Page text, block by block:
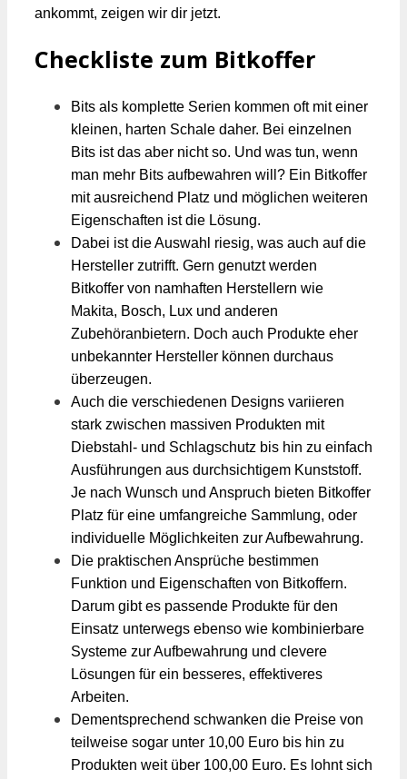
ankommt, zeigen wir dir jetzt.
Checkliste zum Bitkoffer
Bits als komplette Serien kommen oft mit einer
kleinen, harten Schale daher. Bei einzelnen
Bits ist das aber nicht so. Und was tun, wenn
man mehr Bits aufbewahren will? Ein Bitkoffer
mit ausreichend Platz und möglichen weiteren
Eigenschaften ist die Lösung.
Dabei ist die Auswahl riesig, was auch auf die
Hersteller zutrifft. Gern genutzt werden
Bitkoffer von namhaften Herstellern wie
Makita, Bosch, Lux und anderen
Zubehöranbietern. Doch auch Produkte eher
unbekannter Hersteller können durchaus
überzeugen.
Auch die verschiedenen Designs variieren
stark zwischen massiven Produkten mit
Diebstahl- und Schlagschutz bis hin zu einfach
Ausführungen aus durchsichtigem Kunststoff.
Je nach Wunsch und Anspruch bieten Bitkoffer
Platz für eine umfangreiche Sammlung, oder
individuelle Möglichkeiten zur Aufbewahrung.
Die praktischen Ansprüche bestimmen
Funktion und Eigenschaften von Bitkoffern.
Darum gibt es passende Produkte für den
Einsatz unterwegs ebenso wie kombinierbare
Systeme zur Aufbewahrung und clevere
Lösungen für ein besseres, effektiveres
Arbeiten.
Dementsprechend schwanken die Preise von
teilweise sogar unter 10,00 Euro bis hin zu
Produkten weit über 100,00 Euro. Es lohnt sich